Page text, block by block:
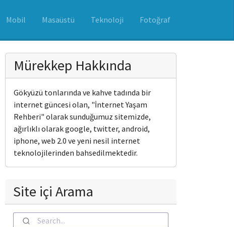
Mobil Masaüstü Teknoloji Fotoğraf
Mürekkep Hakkında
Gökyüzü tonlarında ve kahve tadında bir
internet güncesi olan, "İnternet Yaşam
Rehberi" olarak sunduğumuz sitemizde,
ağırlıklı olarak google, twitter, android,
iphone, web 2.0 ve yeni nesil internet
teknolojilerinden bahsedilmektedir.
Site içi Arama